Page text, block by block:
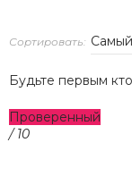
Сортировать:
Будьте первым
Проверенный
/ 10